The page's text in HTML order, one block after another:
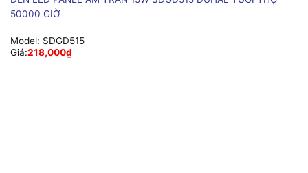
50000 GIỜ
Model: SDGD515
Giá:218,000₫